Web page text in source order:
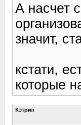
А насчет
значит,
кстати,
которые
Кэтрин